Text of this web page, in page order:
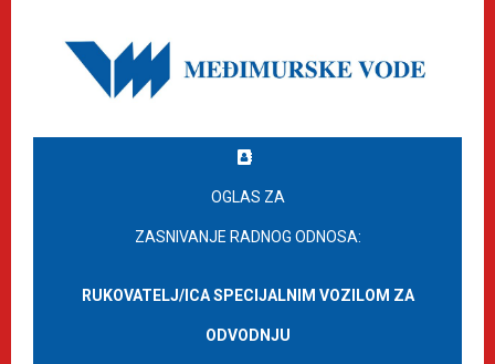
OGLAS ZA
ZASNIVANJE RADNOG ODNOSA:
RUKOVATELJ/ICA SPECIJALNIM VOZILOM ZA
ODVODNJU